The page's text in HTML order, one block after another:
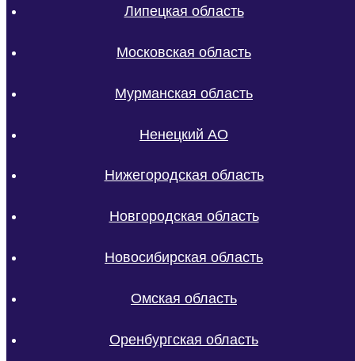
Липецкая область
Московская область
Мурманская область
Ненецкий АО
Нижегородская область
Новгородская область
Новосибирская область
Омская область
Оренбургская область